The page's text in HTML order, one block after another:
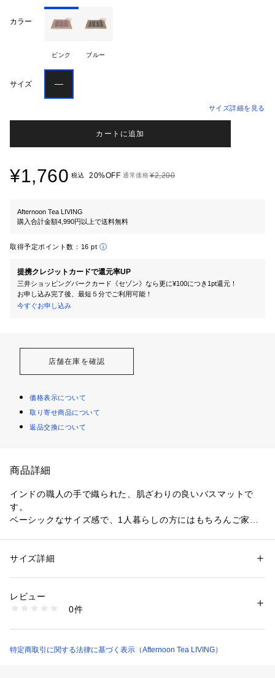
カラー
ピンク ブルー
サイズ ―
サイズ詳細を見る
カートに追加
¥1,760 税込 20%OFF 通常価格¥2,200
Afternoon Tea LIVING
購入合計金額4,990円以上で送料無料
取得予定ポイント数： 16 pt
提携クレジットカードで還元率UP
三井ショッピングパークカード《セゾン》なら更に¥100につき1pt還元！
お申し込み完了後、最短５分でご利用可能！
今すぐお申し込み
店舗在庫を確認
価格表示について
取り寄せ商品について
返品交換について
商品詳細
インドの職人の手で織られた、肌ざわりの良いバスマットで
す。
ベーシックなサイズ感で、1人暮らしの方にはもちろんご家庭
が、バスルームにスタイリッシュな雰囲気を演出。通気性に優
洗い替えの時などにローテーションで使えて便利ですよ。これ
から新生活をスタートする方へのギフトとしてもいかがでしょ
ことが可能です。
性別：レディース
グマット
生産国：インド製
洗濯：手洗い〇、ドライクリーニング×、タンブラー乾燥×
商品番号：3460000016722 （モール）
サイズ詳細
レビュー
0件
特定商取引に関する法律に基づく表示（Afternoon Tea LIVING）